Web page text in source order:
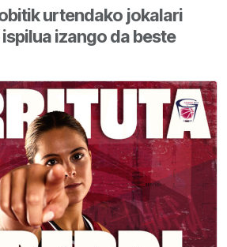
urtendako jokalari
izango da beste